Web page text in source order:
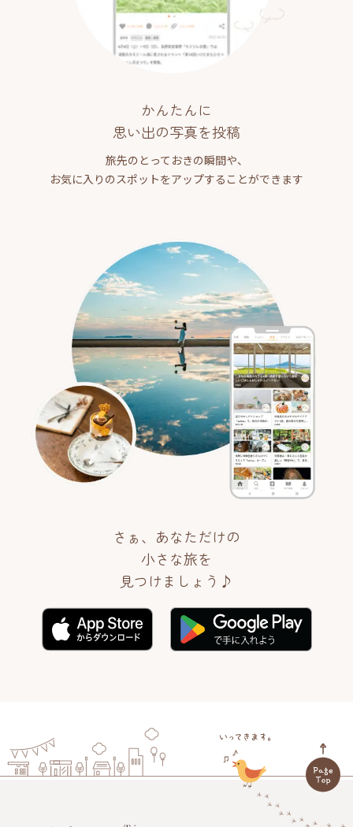
かんたんに
思い出の写真を投稿
旅先のとっておきの瞬間や、
お気に入りのスポットをアップすることができます
さぁ、あなただけの
小さな旅を
見つけましょう♪